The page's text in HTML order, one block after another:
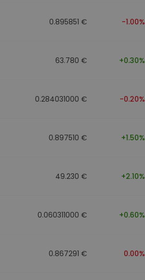
0.895851 € -1.00%
63.780 € +0.30%
0.284031000 € -0.20%
0.897510 € +1.50%
49.230 € +2.10%
0.060311000 € +0.60%
0.867291 € 0.00%